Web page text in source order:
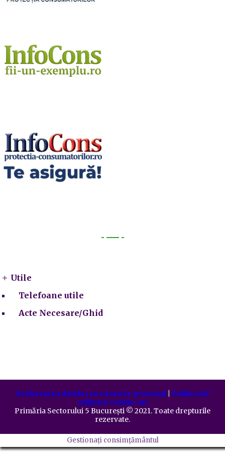
Utile
Telefoane utile
Acte Necesare/Ghid
Prelucrarea datelor cu caracter personal| Politica de
utilizare cookie-uri
Primăria Sectorului 5 București ©️ 2021. Toate drepturile
rezervate.
Gestionați consimțământul